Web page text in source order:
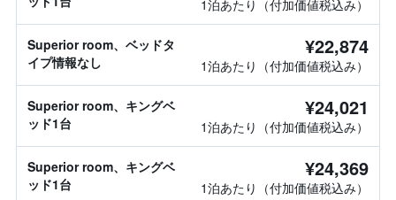
1泊あたり（付加価値税込み）
Superior room、ベッドタ
イプ情報なし
¥22,874
1泊あたり（付加価値税込み）
Superior room、キングベ
ッド1台
¥24,021
1泊あたり（付加価値税込み）
Superior room、キングベ
ッド1台
¥24,369
1泊あたり（付加価値税込み）